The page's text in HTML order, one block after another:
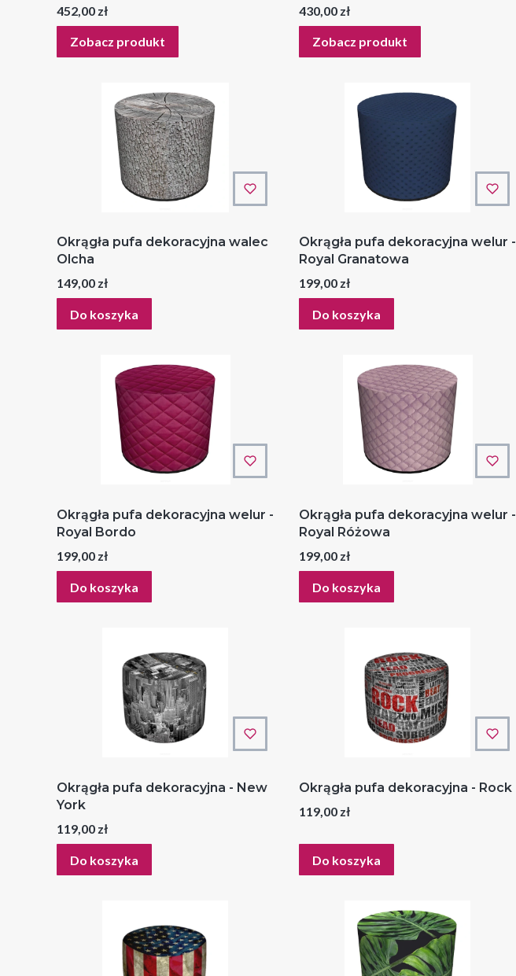
Cena
452,00 zł
Zobacz produkt
Cena
430,00 zł
Zobacz produkt
Okrągła pufa dekoracyjna walec
Olcha
Cena
149,00 zł
Do koszyka
Okrągła pufa dekoracyjna welur -
Royal Granatowa
Cena
199,00 zł
Do koszyka
Okrągła pufa dekoracyjna welur -
Royal Bordo
Cena
199,00 zł
Do koszyka
Okrągła pufa dekoracyjna welur -
Royal Różowa
Cena
199,00 zł
Do koszyka
Okrągła pufa dekoracyjna - New
York
Cena
119,00 zł
Do koszyka
Okrągła pufa dekoracyjna - Rock
Cena
119,00 zł
Do koszyka